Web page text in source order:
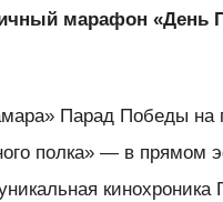
марафон «День
Парад Победы на
полка» — в прямом
кинохроника